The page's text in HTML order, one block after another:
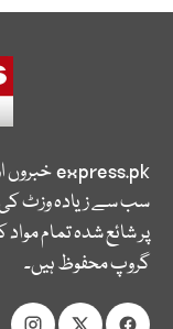
express.pkخبروں
سب سے زیادہ وزٹ
پر شائع شدہ تمام
گروپ محفوظ ہیں۔